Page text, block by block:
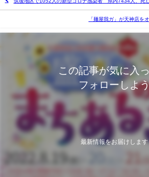
「麺屋我ガ」が天神店を
この記事が気に入
フォローしよ
最新情報をお届けします